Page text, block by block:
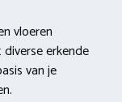
vloeren
erkende
van je